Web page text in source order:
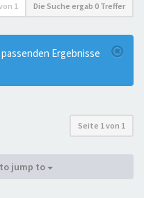
1 Die Suche ergab 0 Treffer
Ergebnisse
Seite 1von 1
jump to